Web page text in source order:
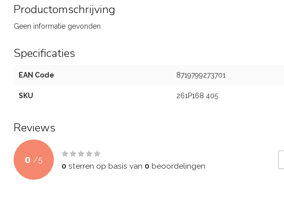
Productomschrijving
Geen informatie gevonden
Specificaties
EAN Code 8719799273701
SKU 261P168 405
Reviews
0 /5
0 sterren op basis van 0 beoordelingen